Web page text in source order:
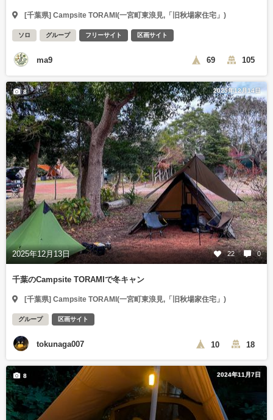
[千葉県] Campsite TORAMI(一宮町東浪見,「旧秋場家住宅」)
ソロ グループ フリーサイト 区画サイト
ma9 69 105
2025年12月14日
2025年12月13日 22 0
8
千葉のCampsite TORAMIで冬キャン
[千葉県] Campsite TORAMI(一宮町東浪見,「旧秋場家住宅」)
グループ 区画サイト
tokunaga007 10 18
2024年11月7日
8